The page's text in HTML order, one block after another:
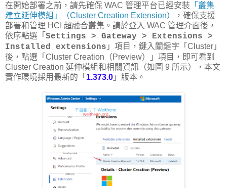
在開始部署之前，請先確保 WAC 管理平台已經安裝 「叢集
建立延伸模組」（Cluster Creation Extension）
，確保支援
部署和管理 HCI 超融合叢集。請於登入 WAC 管理介面後，
依序點選「 Settings > Gateway > Extensions >
Installed extensions 」項目，鍵入關鍵字「Cluster」
後，點選「Cluster Creation（Preview）」項目，即可看到
Cluster Creation 延伸模組和相關資訊（如圖 9 所示），本文
實作環境採用最新的「 1.373.0 」版本。